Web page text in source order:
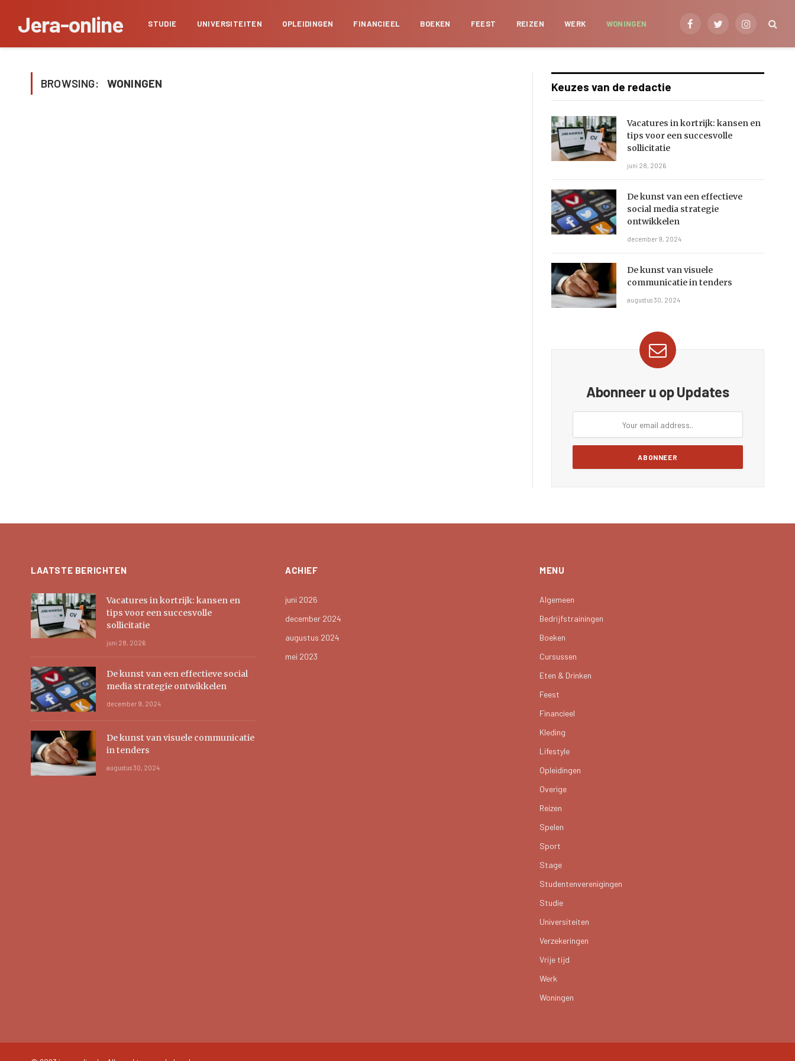
Jera-online STUDIE UNIVERSITEITEN OPLEIDINGEN FINANCIEEL BOEKEN FEEST REIZEN WERK WONINGEN
FacebookTwitterInstagram
BROWSING: WONINGEN Keuzes van de redactie
Vacatures in kortrijk: kansen en
tips voor een succesvolle
sollicitatie
juni 28, 2026
De kunst van een effectieve
social media strategie
ontwikkelen
december 9, 2024
De kunst van visuele
communicatie in tenders
augustus 30, 2024
Abonneer u op Updates
LAATSTE BERICHTEN
Vacatures in kortrijk: kansen en
tips voor een succesvolle
sollicitatie
juni 28, 2026
De kunst van een effectieve social
media strategie ontwikkelen
december 9, 2024
De kunst van visuele communicatie
in tenders
augustus 30, 2024
ACHIEF
juni 2026
december 2024
augustus 2024
mei 2023
MENU
Algemeen
Bedrijfstrainingen
Boeken
Cursussen
Eten & Drinken
Feest
Financieel
Kleding
Lifestyle
Opleidingen
Overige
Reizen
Spelen
Sport
Stage
Studentenverenigingen
Studie
Universiteiten
Verzekeringen
Vrije tijd
Werk
Woningen